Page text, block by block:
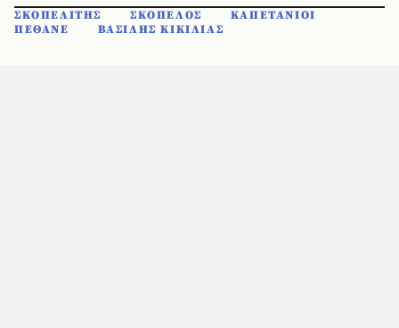
ΣΚΟΠΕΛΙΤΗΣ ΣΚΟΠΕΛΟΣ
ΚΑΠΕΤΑΝΙΟΙ
ΠΕΘΑΝΕ
ΒΑΣΙΛΗΣ ΚΙΚΙΛΙΑΣ